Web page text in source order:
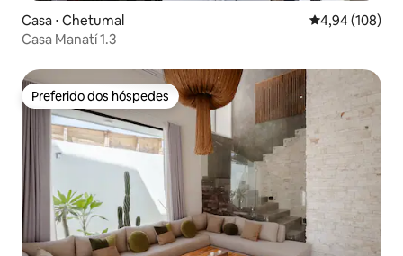
Casa ⋅ Chetumal 4,94 de uma
4,94 (108)
Casa Manatí 1.3
Preferido dos hóspedes
Preferido dos hóspedes